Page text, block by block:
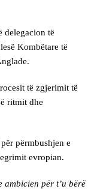
delegacion të
Kombëtare të
të zgjerimit të
ritmit dhe
përmbushjen e
evropian.
ambicien për t’u bërë